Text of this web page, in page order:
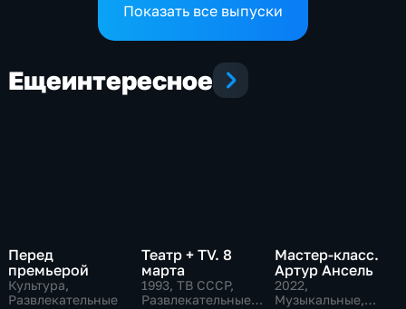
Показать все выпуски
Ещеинтересное
Перед
премьерой
Культура,
Развлекательные
Театр + TV. 8
марта
1993, ТВ СССР,
Развлекательные,
Мастер-класс.
Артур Ансель
2022,
Музыкальные,